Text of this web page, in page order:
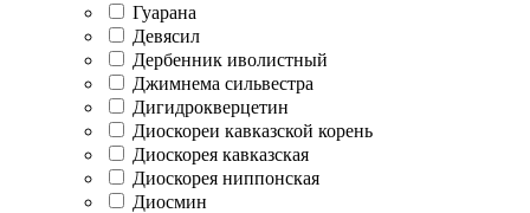
Гуарана
Девясил
Дербенник иволистный
Джимнема сильвестра
Дигидрокверцетин
Диоскореи кавказской корень
Диоскорея кавказская
Диоскорея ниппонская
Диосмин